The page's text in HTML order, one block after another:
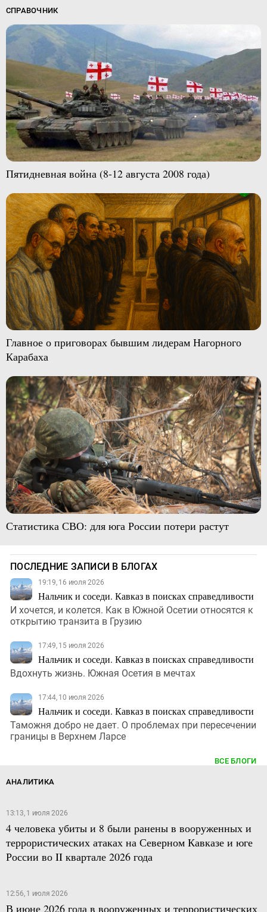
СПРАВОЧНИК
Пятидневная война (8-12 августа 2008 года)
Главное о приговорах бывшим лидерам Нагорного
Карабаха
Статистика СВО: для юга России потери растут
ПОСЛЕДНИЕ ЗАПИСИ В БЛОГАХ
19:19, 16 июля 2026
Нальчик и соседи. Кавказ в поисках справедливости
И хочется, и колется. Как в Южной Осетии относятся к
открытию транзита в Грузию
17:49, 15 июля 2026
Нальчик и соседи. Кавказ в поисках справедливости
Вдохнуть жизнь. Южная Осетия в мечтах
17:44, 10 июля 2026
Нальчик и соседи. Кавказ в поисках справедливости
Таможня добро не дает. О проблемах при пересечении
границы в Верхнем Ларсе
ВСЕ БЛОГИ
АНАЛИТИКА
13:13, 1 июля 2026
4 человека убиты и 8 были ранены в вооруженных и
террористических атаках на Северном Кавказе и юге
России во II квартале 2026 года
12:56, 1 июля 2026
В июне 2026 года в вооруженных и террористических